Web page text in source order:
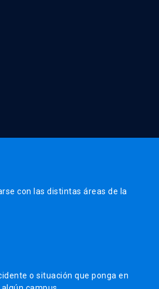
con las distintas áreas de la
o situación que ponga en